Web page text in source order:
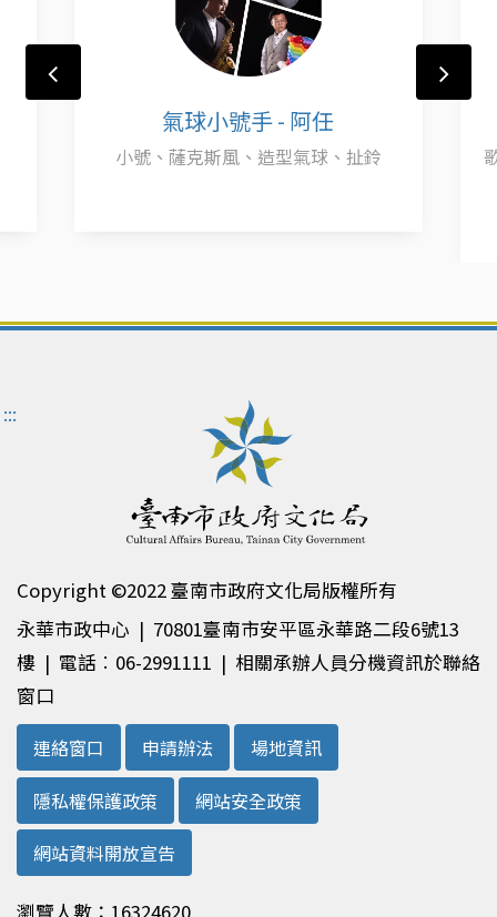
氣球小號手 - 阿任
小號、薩克斯風、造型氣球、扯鈴
:::
Copyright ©2022 臺南市政府文化局版權所有
永華市政中心 | 70801臺南市安平區永華路二段6號13
樓 | 電話︰06-2991111 | 相關承辦人員分機資訊於聯絡
窗口
連絡窗口
申請辦法
場地資訊
隱私權保護政策
網站安全政策
網站資料開放宣告